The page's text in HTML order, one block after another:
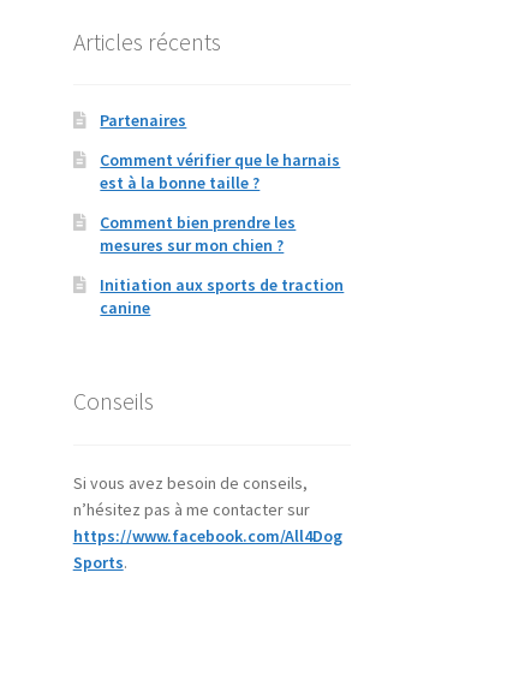
Articles récents
Partenaires
Comment vérifier que le harnais
est à la bonne taille ?
Comment bien prendre les
mesures sur mon chien ?
Initiation aux sports de traction
canine
Conseils
Si vous avez besoin de conseils,
n’hésitez pas à me contacter sur
https://www.facebook.com/All4Dog
Sports.